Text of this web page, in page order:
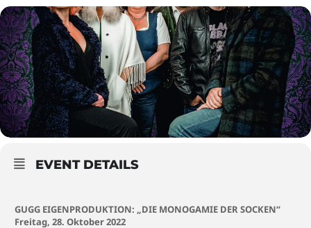
EVENT DETAILS
GUGG EIGENPRODUKTION: „DIE MONOGAMIE DER SOCKEN“
Freitag, 28. Oktober 2022